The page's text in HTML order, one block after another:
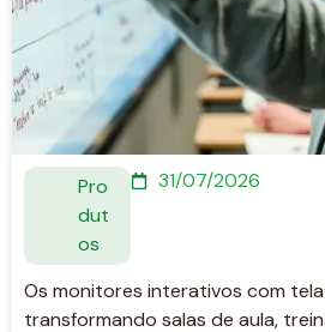
Pro
dut
os
31/07/2026
Os monitores interativos com
transformando salas de aula,